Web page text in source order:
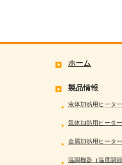
ホーム
製品情報
液体加熱用ヒーター
気体加熱用ヒーター
金属加熱用ヒーター
温調機器（温度調節